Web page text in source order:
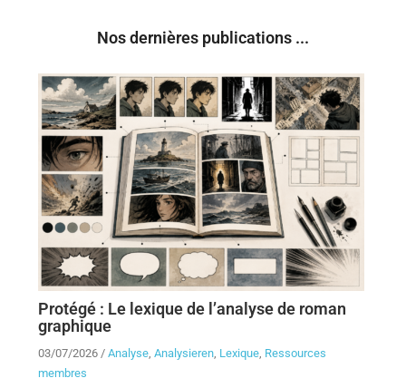
Nos dernières publications ...
Protégé : Le lexique de l’analyse de roman
graphique
03/07/2026/ Analyse, Analysieren, Lexique, Ressources
membres